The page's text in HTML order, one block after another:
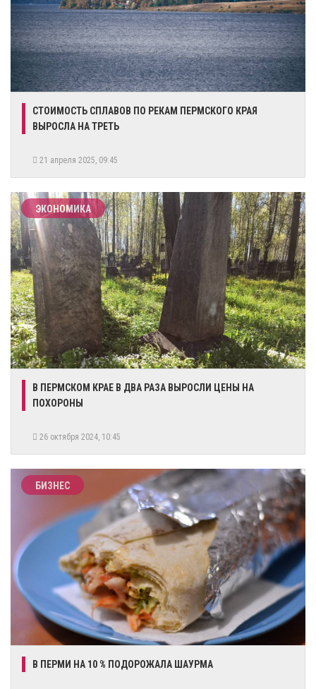
СТОИМОСТЬ СПЛАВОВ ПО РЕКАМ ПЕРМСКОГО КРАЯ
ВЫРОСЛА НА ТРЕТЬ
21 апреля 2025, 09:45
ЭКОНОМИКА
​В ПЕРМСКОМ КРАЕ В ДВА РАЗА ВЫРОСЛИ ЦЕНЫ НА
ПОХОРОНЫ
26 октября 2024, 10:45
БИЗНЕС
​В ПЕРМИ НА 10 % ПОДОРОЖАЛА ШАУРМА